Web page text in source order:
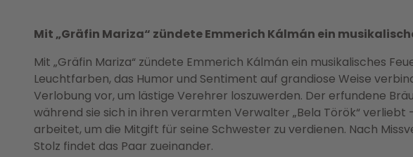
Mit „Gräfin Mariza“ zündete Emmerich Kálmán ein
Mit „Gräfin Mariza“ zündete Emmerich Kálmán ein musikalisches
Leuchtfarben, das Humor und Sentiment auf grandiose Weise
Verlobung vor, um lästige Verehrer loszuwerden. Der erfundene
während sie sich in ihren verarmten Verwalter „Bela Török“ verliebt
arbeitet, um die Mitgift für seine Schwester zu verdienen. Nach
Stolz findet das Paar zueinander.